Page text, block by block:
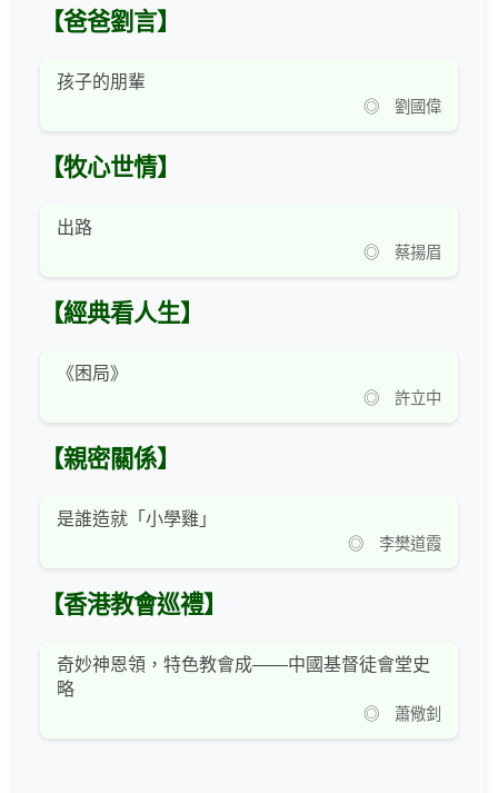
【爸爸劉言】
孩子的朋輩
◎ 劉國偉
【牧心世情】
出路
◎ 蔡揚眉
【經典看人生】
《困局》
◎ 許立中
【親密關係】
是誰造就「小學雞」
◎ 李樊道霞
【香港教會巡禮】
奇妙神恩領，特色教會成——中國基督徒會堂史
略
◎ 蕭儆釗